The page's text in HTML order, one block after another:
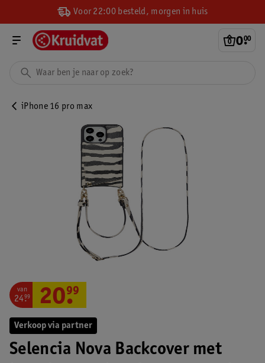
Voor 22:00 besteld, morgen in huis
0.
00
iPhone 16 pro max
Verkoop via partner
Selencia Nova Backcover met
van
24.
99 20.
99